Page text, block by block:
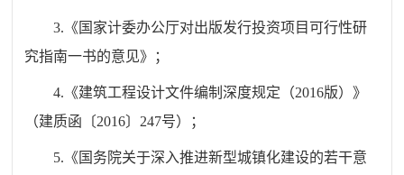
3.《国家计委办公厅对出版发行投资项目可行性研
究指南一书的意见》；
4.《建筑工程设计文件编制深度规定（2016版）》
（建质函〔2016〕247号）；
5.《国务院关于深入推进新型城镇化建设的若干意